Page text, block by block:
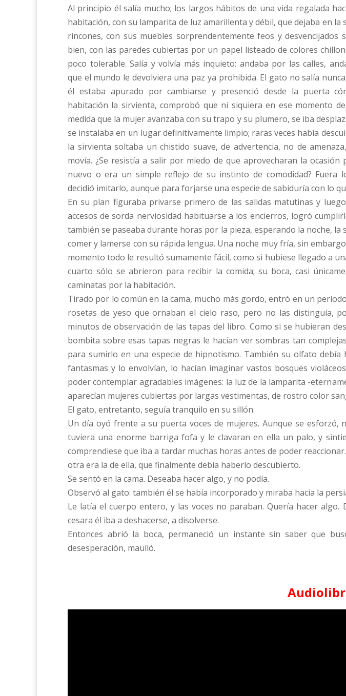
Al principio él salía mucho; los largos hábitos de una vida regalada
habitación, con su lamparita de luz amarillenta y débil, que dejaba en la
rincones, con sus muebles sorprendentemente feos y desvencijados
bien, con las paredes cubiertas por un papel listeado de colores
poco tolerable. Salía y volvía más inquieto; andaba por las calles,
que el mundo le devolviera una paz ya prohibida. El gato no salía
él estaba apurado por cambiarse y presenció desde la puerta
habitación la sirvienta, comprobó que ni siquiera en ese momento
medida que la mujer avanzaba con su trapo y su plumero, se iba
se instalaba en un lugar definitivamente limpio; raras veces había
la sirvienta soltaba un chistido suave, de advertencia, no de
movía. ¿Se resistía a salir por miedo de que aprovecharan la ocasión
nuevo o era un simple reflejo de su instinto de comodidad? Fuera
decidió imitarlo, aunque para forjarse una especie de sabiduría con lo
En su plan figuraba privarse primero de las salidas matutinas y
accesos de sorda nerviosidad habituarse a los encierros, logró
también se paseaba durante horas por la pieza, esperando la noche,
comer y lamerse con su rápida lengua. Una noche muy fría, sin
momento todo le resultó sumamente fácil, como si hubiese llegado a
cuarto sólo se abrieron para recibir la comida; su boca, casi
caminatas por la habitación.
Tirado por lo común en la cama, mucho más gordo, entró en un
rosetas de yeso que ornaban el cielo raso, pero no las distinguía,
minutos de observación de las tapas del libro. Como si se hubieran
bombita sobre esas tapas negras le hacían ver sombras tan
para sumirlo en una especie de hipnotismo. También su olfato
fantasmas y lo envolvían, lo hacían imaginar vastos bosques
poder contemplar agradables imágenes: la luz de la lamparita -
aparecían mujeres cubiertas por largas vestimentas, de rostro color
El gato, entretanto, seguía tranquilo en su sillón.
Un día oyó frente a su puerta voces de mujeres. Aunque se
tuviera una enorme barriga fofa y le clavaran en ella un palo, y
comprendiese que iba a tardar muchas horas antes de poder
otra era la de ella, que finalmente debía haberlo descubierto.
Se sentó en la cama. Deseaba hacer algo, y no podía.
Observó al gato: también él se había incorporado y miraba hacia la
Le latía el cuerpo entero, y las voces no paraban. Quería hacer
cesara él iba a deshacerse, a disolverse.
Entonces abrió la boca, permaneció un instante sin saber que
desesperación, maulló.